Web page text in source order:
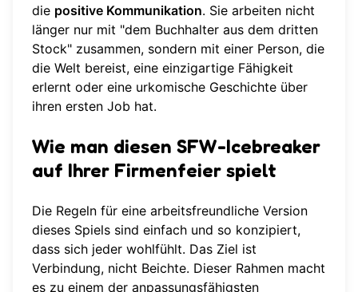
die positive Kommunikation. Sie arbeiten nicht
länger nur mit "dem Buchhalter aus dem dritten
Stock" zusammen, sondern mit einer Person, die
die Welt bereist, eine einzigartige Fähigkeit
erlernt oder eine urkomische Geschichte über
ihren ersten Job hat.
Wie man diesen SFW-Icebreaker
auf Ihrer Firmenfeier spielt
Die Regeln für eine arbeitsfreundliche Version
dieses Spiels sind einfach und so konzipiert,
dass sich jeder wohlfühlt. Das Ziel ist
Verbindung, nicht Beichte. Dieser Rahmen macht
es zu einem der anpassungsfähigsten